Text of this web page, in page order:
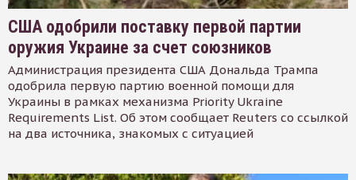
США одобрили поставку первой партии
оружия Украине за счет союзников
Администрация президента США Дональда Трампа
одобрила первую партию военной помощи для
Украины в рамках механизма Priority Ukraine
Requirements List. Об этом сообщает Reuters со ссылкой
на два источника, знакомых с ситуацией